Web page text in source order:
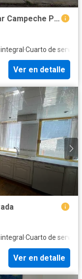
Renta de Casa Grande San Baltazar Campeche Puebla
·Cuarto de servicio
Ver en detalle
·Cuarto de servicio
Ver en detalle